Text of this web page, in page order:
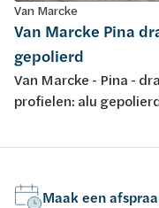
Van Marcke
Van Marcke Pina
gepolierd
Van Marcke - Pina -
profielen: alu
instap: 582mm -
Maak een